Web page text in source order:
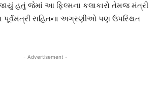
હતું જેમાં આ ફિલ્મના કલાકારો તેમજ મંત્રી
પૂર્વમંત્રી સહિતના અગ્રણીઓ પણ ઉપસ્થિત
- Advertisement -